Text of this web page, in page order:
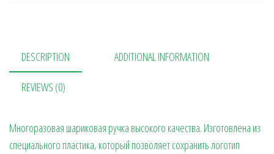
DESCRIPTION ADDITIONAL INFORMATION
REVIEWS (0)
Многоразовая шариковая ручка высокого качества. Изготовлена из
специального пластика, который позволяет сохранить логотип